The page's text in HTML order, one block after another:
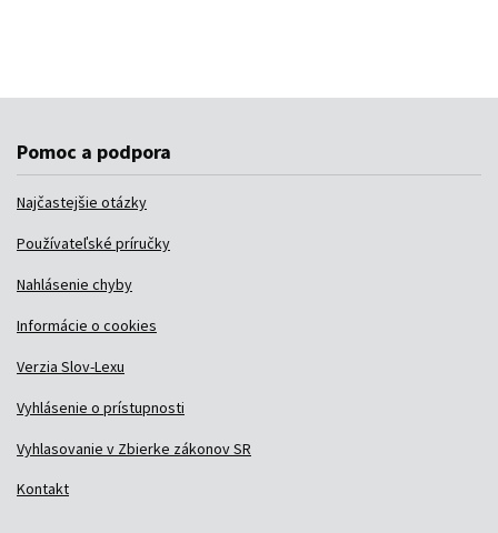
Pomoc a podpora
Najčastejšie otázky
Používateľské príručky
Nahlásenie chyby
Informácie o cookies
Verzia Slov-Lexu
Vyhlásenie o prístupnosti
Vyhlasovanie v Zbierke zákonov SR
Kontakt